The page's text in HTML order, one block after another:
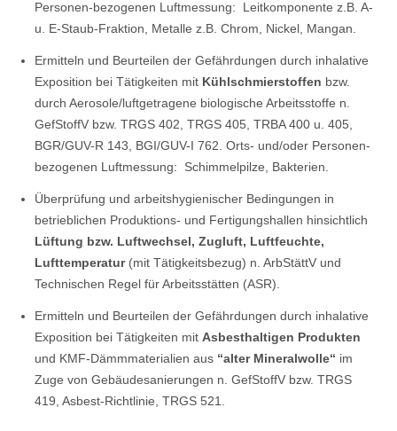
Personen-bezogenen Luftmessung: Leitkomponente z.B. A-
u. E-Staub-Fraktion, Metalle z.B. Chrom, Nickel, Mangan.
Ermitteln und Beurteilen der Gefährdungen durch inhalative
Exposition bei Tätigkeiten mit Kühlschmierstoffen bzw.
durch Aerosole/luftgetragene biologische Arbeitsstoffe n.
GefStoffV bzw. TRGS 402, TRGS 405, TRBA 400 u. 405,
BGR/GUV-R 143, BGI/GUV-I 762. Orts- und/oder Personen-
bezogenen Luftmessung: Schimmelpilze, Bakterien.
Überprüfung und arbeitshygienischer Bedingungen in
betrieblichen Produktions- und Fertigungshallen hinsichtlich
Lüftung bzw. Luftwechsel, Zugluft, Luftfeuchte,
Lufttemperatur(mit Tätigkeitsbezug) n. ArbStättV und
Technischen Regel für Arbeitsstätten (ASR).
Ermitteln und Beurteilen der Gefährdungen durch inhalative
Exposition bei Tätigkeiten mit Asbesthaltigen Produkten
und KMF-Dämmmaterialien aus “alter Mineralwolle“ im
Zuge von Gebäudesanierungen n. GefStoffV bzw. TRGS
419, Asbest-Richtlinie, TRGS 521.